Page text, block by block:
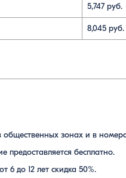
5,747 руб.
8,045 руб.
общественных зонах и в
бесплатно.
6 до 12 лет скидка 50%.